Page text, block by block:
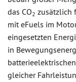
das CO2 zusätzlich
mit eFuels im
eingesetzten
in
gleicher